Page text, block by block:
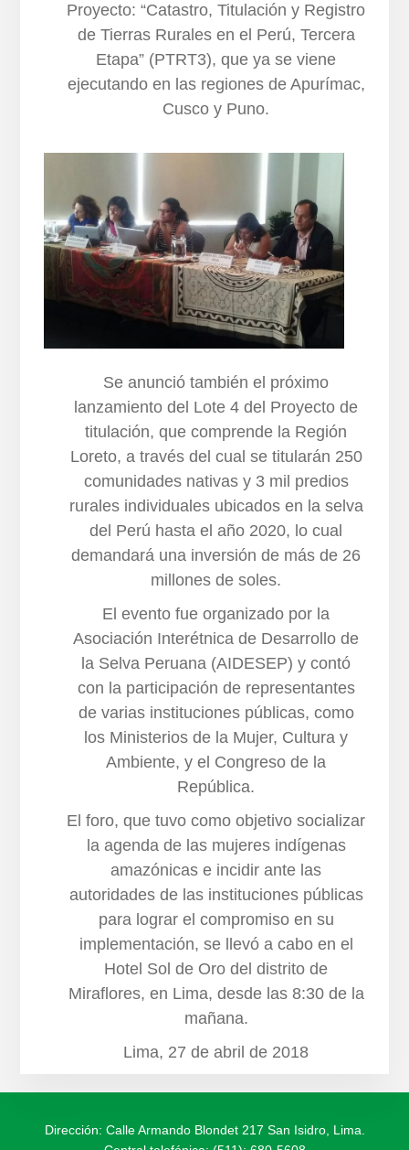
Proyecto: “Catastro, Titulación y Registro
de Tierras Rurales en el Perú, Tercera
Etapa” (PTRT3), que ya se viene
ejecutando en las regiones de Apurímac,
Cusco y Puno.
Se anunció también el próximo
lanzamiento del Lote 4 del Proyecto de
titulación, que comprende la Región
Loreto, a través del cual se titularán 250
comunidades nativas y 3 mil predios
rurales individuales ubicados en la selva
del Perú hasta el año 2020, lo cual
demandará una inversión de más de 26
millones de soles.
El evento fue organizado por la
Asociación Interétnica de Desarrollo de
la Selva Peruana (AIDESEP) y contó
con la participación de representantes
de varias instituciones públicas, como
los Ministerios de la Mujer, Cultura y
Ambiente, y el Congreso de la
República.
El foro, que tuvo como objetivo socializar
la agenda de las mujeres indígenas
amazónicas e incidir ante las
autoridades de las instituciones públicas
para lograr el compromiso en su
implementación, se llevó a cabo en el
Hotel Sol de Oro del distrito de
Miraflores, en Lima, desde las 8:30 de la
mañana.
Lima, 27 de abril de 2018
Dirección: Calle Armando Blondet 217 San Isidro, Lima.